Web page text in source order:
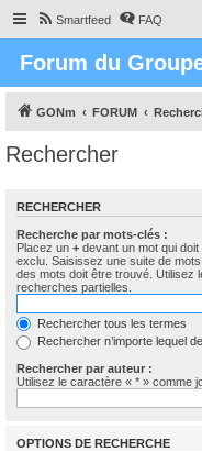
Smartfeed FAQ
Forum du
GONm FORUM
Rechercher
RECHERCHER
Recherche par mots-clés :
Placez un + devant un mot qui
exclu. Saisissez une suite de
des mots doit être trouvé. Utilisez
recherches partielles.
Rechercher tous les termes
Rechercher n’importe lequel
Rechercher par auteur :
Utilisez le caractère « * » comme
OPTIONS DE RECHERCHE